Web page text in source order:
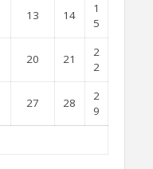
13 14
1
5
20 21
2
2
27 28
2
9